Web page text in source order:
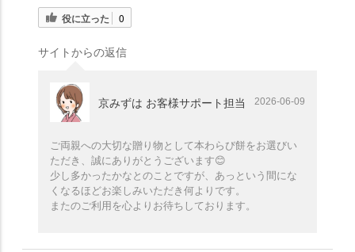
役に立った 0
サイトからの返信
京みずは お客様サポート担当 2026-06-09
ご両親への大切な贈り物として本わらび餅をお選びい
ただき、誠にありがとうございます😊
少し多かったかなとのことですが、あっという間にな
くなるほどお楽しみいただき何よりです。
またのご利用を心よりお待ちしております。